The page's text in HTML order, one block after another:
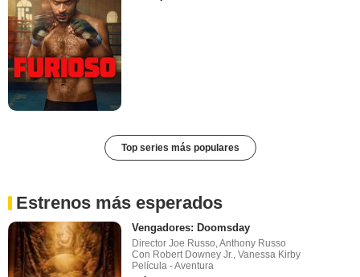
Top series más populares
Estrenos más esperados
Vengadores: Doomsday
Director Joe Russo, Anthony Russo
Con Robert Downey Jr., Vanessa Kirby
Película - Aventura